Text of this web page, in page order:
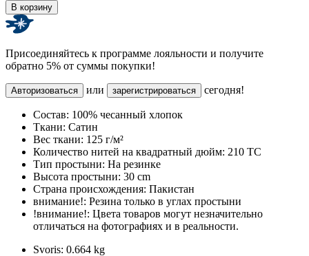
В корзину
Присоединяйтесь к программе лояльности и получите
обратно 5% от суммы покупки!
Авторизоваться или зарегистрироваться сегодня!
Состав: 100% чесанный хлопок
Ткани: Сатин
Вес ткани: 125 г/м²
Количество нитей на квадратный дюйм: 210 TC
Тип простыни: На резинке
Высота простыни: 30 cm
Страна происхождения: Пакистан
внимание!: Резина только в углах простыни
!внимание!: Цвета товаров могут незначительно
отличаться на фотографиях и в реальности.
Svoris: 0.664 kg